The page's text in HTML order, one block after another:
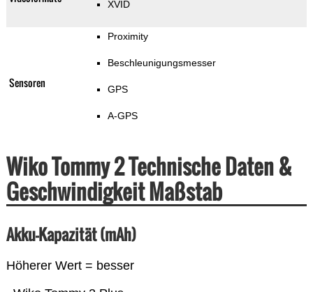
XVID
Sensoren
Proximity
Beschleunigungsmesser
GPS
A-GPS
Wiko Tommy 2 Technische Daten &
Geschwindigkeit Maßstab
Akku-Kapazität (mAh)
Höherer Wert = besser